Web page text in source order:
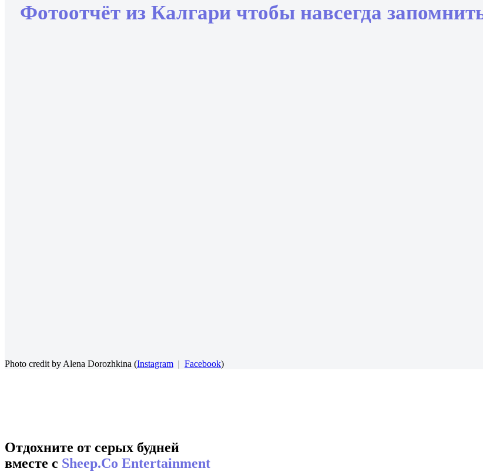
Фотоотчёт из Калгари чтобы навсегда
Photo credit by Alena Dorozhkina (Instagram | Facebook)
Отдохните от серых будней
вместе с Sheep.Co Entertainment